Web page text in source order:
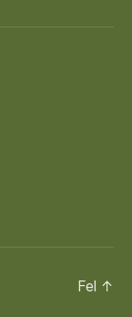
Fel ↑